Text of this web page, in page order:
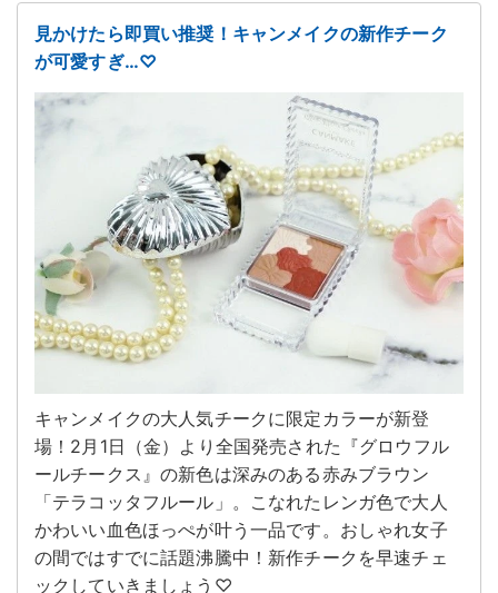
見かけたら即買い推奨！キャンメイクの新作チーク
が可愛すぎ…♡
キャンメイクの大人気チークに限定カラーが新登
場！2月1日（金）より全国発売された『グロウフル
ールチークス』の新色は深みのある赤みブラウン
「テラコッタフルール」。こなれたレンガ色で大人
かわいい血色ほっぺが叶う一品です。おしゃれ女子
の間ではすでに話題沸騰中！新作チークを早速チェ
ックしていきましょう♡